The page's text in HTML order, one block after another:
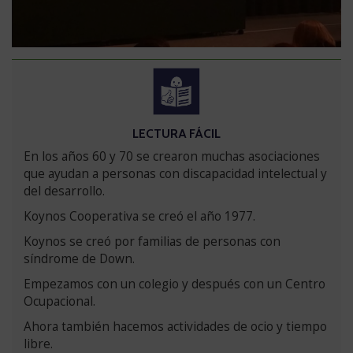
VERSIÓN
LECTURA FÁCIL
Saltar
versión
en
lectura
fácil
En los años 60 y 70 se crearon muchas asociaciones
que ayudan a personas con discapacidad intelectual y
del desarrollo.
Koynos Cooperativa se creó el año 1977.
Koynos se creó por familias de personas con
síndrome de Down.
Empezamos con un colegio y después con un Centro
Ocupacional.
Ahora también hacemos actividades de ocio y tiempo
libre.